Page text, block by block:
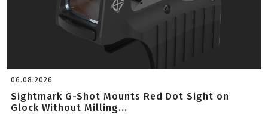
06.08.2026
Sightmark G-Shot Mounts Red Dot Sight on
Glock Without Milling...